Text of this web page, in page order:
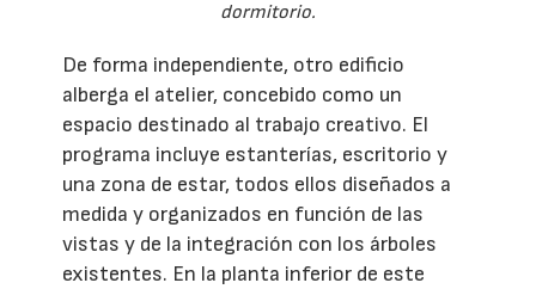
dormitorio.
De forma independiente, otro edificio
alberga el atelier, concebido como un
espacio destinado al trabajo creativo. El
programa incluye estanterías, escritorio y
una zona de estar, todos ellos diseñados a
medida y organizados en función de las
vistas y de la integración con los árboles
existentes. En la planta inferior de este